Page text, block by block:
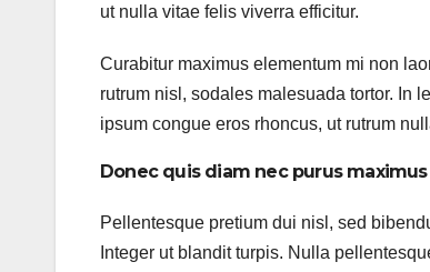
ut nulla vitae felis viverra efficitur.
Curabitur maximus elementum mi non
rutrum nisl, sodales malesuada tortor. In
ipsum congue eros rhoncus, ut rutrum
Donec quis diam nec purus
Pellentesque pretium dui nisl, sed
Integer ut blandit turpis. Nulla